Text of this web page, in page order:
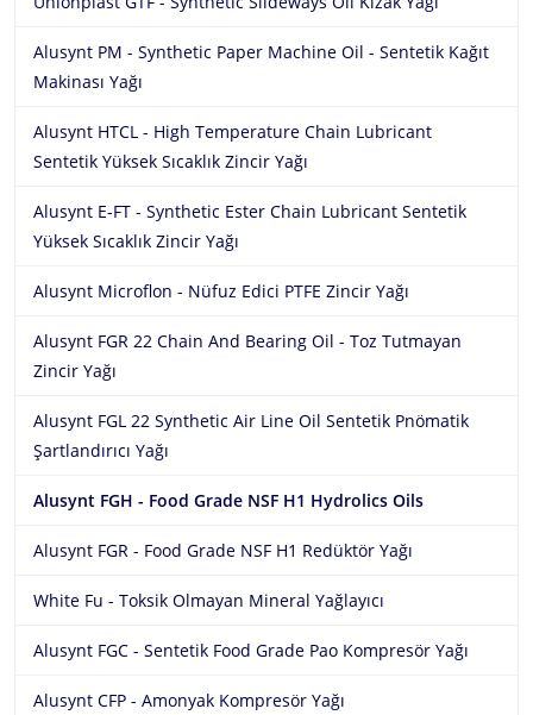
Alusynt PM - Synthetic Paper Machine Oil - Sentetik Kağıt
Makinası Yağı
Alusynt HTCL - High Temperature Chain Lubricant
Sentetik Yüksek Sıcaklık Zincir Yağı
Alusynt E-FT - Synthetic Ester Chain Lubricant Sentetik
Yüksek Sıcaklık Zincir Yağı
Alusynt Microflon - Nüfuz Edici PTFE Zincir Yağı
Alusynt FGR 22 Chain And Bearing Oil - Toz Tutmayan
Zincir Yağı
Alusynt FGL 22 Synthetic Air Line Oil Sentetik Pnömatik
Şartlandırıcı Yağı
Alusynt FGH - Food Grade NSF H1 Hydrolics Oils
Alusynt FGR - Food Grade NSF H1 Redüktör Yağı
White Fu - Toksik Olmayan Mineral Yağlayıcı
Alusynt FGC - Sentetik Food Grade Pao Kompresör Yağı
Alusynt CFP - Amonyak Kompresör Yağı